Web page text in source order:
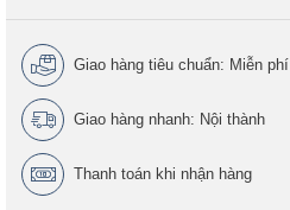
Giao hàng tiêu chuẩn: Miễn phí
Giao hàng nhanh: Nội thành
Thanh toán khi nhận hàng